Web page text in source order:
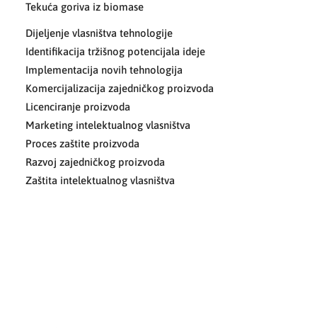
Tekuća goriva iz biomase
Dijeljenje vlasništva tehnologije
Identifikacija tržišnog potencijala ideje
Implementacija novih tehnologija
Komercijalizacija zajedničkog proizvoda
Licenciranje proizvoda
Marketing intelektualnog vlasništva
Proces zaštite proizvoda
Razvoj zajedničkog proizvoda
Zaštita intelektualnog vlasništva